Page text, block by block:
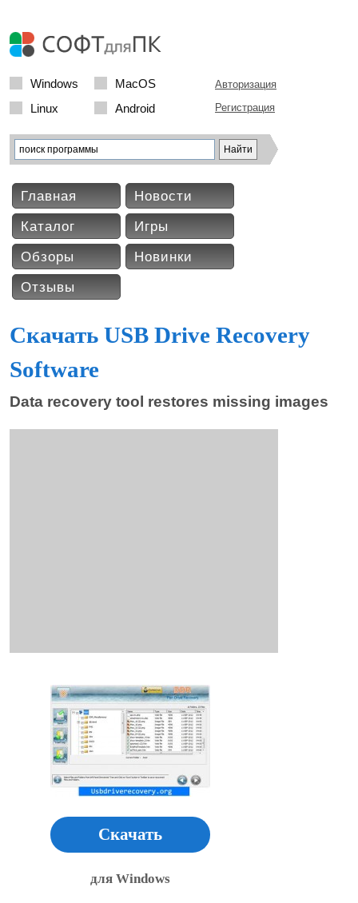
Windows
MacOS
Linux
Android
Авторизация
Регистрация
Главная
Новости
Каталог
Игры
Обзоры
Новинки
Отзывы
Скачать USB Drive Recovery
Software
Data recovery tool restores missing images
Скачать
для Windows